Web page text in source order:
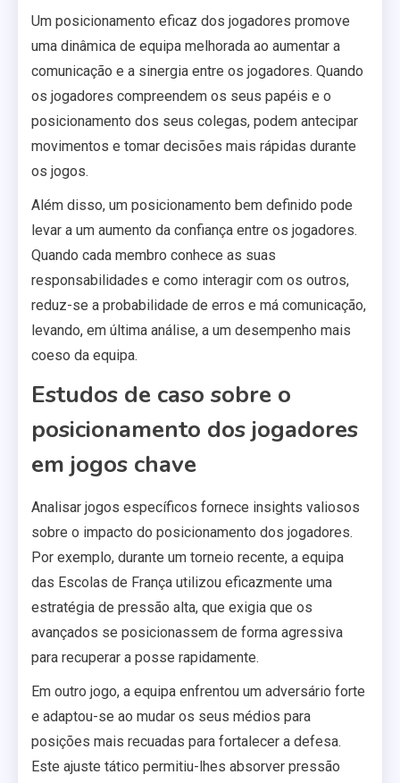
Um posicionamento eficaz dos jogadores promove
uma dinâmica de equipa melhorada ao aumentar a
comunicação e a sinergia entre os jogadores. Quando
os jogadores compreendem os seus papéis e o
posicionamento dos seus colegas, podem antecipar
movimentos e tomar decisões mais rápidas durante
os jogos.
Além disso, um posicionamento bem definido pode
levar a um aumento da confiança entre os jogadores.
Quando cada membro conhece as suas
responsabilidades e como interagir com os outros,
reduz-se a probabilidade de erros e má comunicação,
levando, em última análise, a um desempenho mais
coeso da equipa.
Estudos de caso sobre o
posicionamento dos jogadores
em jogos chave
Analisar jogos específicos fornece insights valiosos
sobre o impacto do posicionamento dos jogadores.
Por exemplo, durante um torneio recente, a equipa
das Escolas de França utilizou eficazmente uma
estratégia de pressão alta, que exigia que os
avançados se posicionassem de forma agressiva
para recuperar a posse rapidamente.
Em outro jogo, a equipa enfrentou um adversário forte
e adaptou-se ao mudar os seus médios para
posições mais recuadas para fortalecer a defesa.
Este ajuste tático permitiu-lhes absorver pressão